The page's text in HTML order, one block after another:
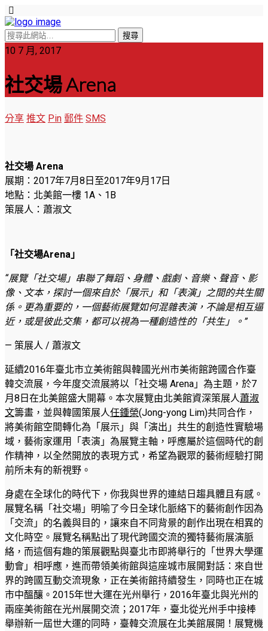
10 7 月, 2017
社交場 Arena
分享 推文 Pin 郵件 SMS
社交場 Arena
展期：2017年7月8日至2017年9月17日
地點：北美館一樓 1A、1B
策展人：蕭淑文
「社交場Arena 」
“展覽「社交場」串聯了舞蹈、身體、戲劇、音樂、聲音、影
像、文本，探討一個來自於「展示」和「表演」之間的共生關
係。更為重要的，一個藝術展覽如何混雜表演，不論是相互逼
近，或是彼此交集，都可以視為一種創造性的「共生」。 ”
— 策展人 / 蕭淑文
延續2016年臺北市立美術館與韓國光州市美術館跨國合作臺
韓交流展，今年度交流展將以「社交場 Arena」為主題，於7
月8日在北美館盛大開幕。本次展覽由北美館資深策展人蕭淑
文籌畫，並與韓國策展人任鍾榮(Jong-yong Lim)共同合作，
將美術館空間轉化為「展示」與「演出」共生的創造性實驗場
域，藝術家運用「表演」為展覽主軸，呼應屬於這個時代的創
作精神，以全然開放的表現方式，希望為觀眾的藝術經驗打開
前所未有的新視野。
身處在全球化的時代下，你我與世界的連結日趨具體且有感。
展覽名稱「社交場」明喻了今日全球化脈絡下的藝術創作因為
「交流」的名義與目的，讓來自不同背景的創作出現在相異的
文化時空。展覽名稱點出了現代跨國交流的獨特藝術展演脈
絡，而這個有趣的策展觀點與臺北市即將舉行的「世界大學運
動會」相呼應，進而帶領美術館與這座城市展開對話：來自世
界的跨國互動交流現象，正在美術館持續發生，同時也正在城
市中醞釀。2015年世大運在光州舉行，2016年臺北與光州的
兩座美術館在光州展開交流；2017年，臺北從光州手中接棒
舉辦新一屆世大運的同時，臺韓交流展在北美館展開！展覽機